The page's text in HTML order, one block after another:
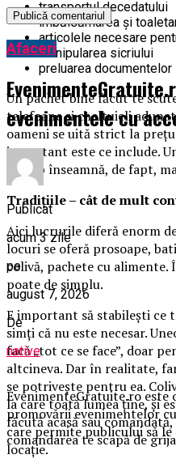
transportul decedatului
îmbălsămarea și
articolele necesare
manipularea sicriului
preluarea documentelor
Un pachet bine făcut te
telefoane și cheltuieli
oameni se uită strict la
important este ce include.
scump înseamnă, de fapt,
Tradițiile – cât de mult
Aici lucrurile diferă enorm
locuri se oferă prosoape,
colivă, pachete cu
poate de simplu.
E important să stabilești ce
simți că nu este necesar.
facă „tot ce se face”, doar
altcineva. Dar în realitate,
se potrivește pentru ea.
la care toată lumea ține, și
făcută acasă sau
comandarea te scapă de
Afaceri
evenimentele cu
Publicat
acum 3 zile
pe
august 7, 2026
De
native
EvenimenteGratuite.ro
promovării evenimentelor
care permite publicului să
locație.